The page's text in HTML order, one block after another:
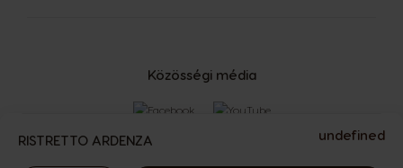
Közösségi média
RISTRETTO ARDENZA undefined